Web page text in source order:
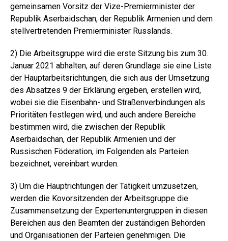
gemeinsamen Vorsitz der Vize-Premierminister der
Republik Aserbaidschan, der Republik Armenien und dem
stellvertretenden Premierminister Russlands.
2) Die Arbeitsgruppe wird die erste Sitzung bis zum 30.
Januar 2021 abhalten, auf deren Grundlage sie eine Liste
der Hauptarbeitsrichtungen, die sich aus der Umsetzung
des Absatzes 9 der Erklärung ergeben, erstellen wird,
wobei sie die Eisenbahn- und Straßenverbindungen als
Prioritäten festlegen wird, und auch andere Bereiche
bestimmen wird, die zwischen der Republik
Aserbaidschan, der Republik Armenien und der
Russischen Föderation, im Folgenden als Parteien
bezeichnet, vereinbart wurden.
3) Um die Hauptrichtungen der Tätigkeit umzusetzen,
werden die Kovorsitzenden der Arbeitsgruppe die
Zusammensetzung der Expertenuntergruppen in diesen
Bereichen aus den Beamten der zuständigen Behörden
und Organisationen der Parteien genehmigen. Die